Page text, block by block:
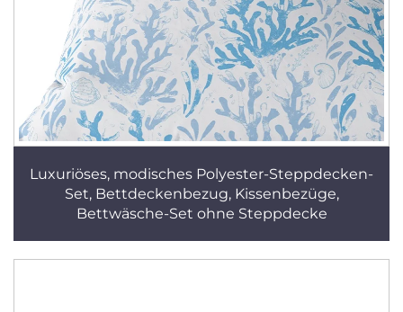
Luxuriöses, modisches Polyester-Steppdecken-
Set, Bettdeckenbezug, Kissenbezüge,
Bettwäsche-Set ohne Steppdecke